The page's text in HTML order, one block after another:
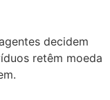
decidem
retêm moeda